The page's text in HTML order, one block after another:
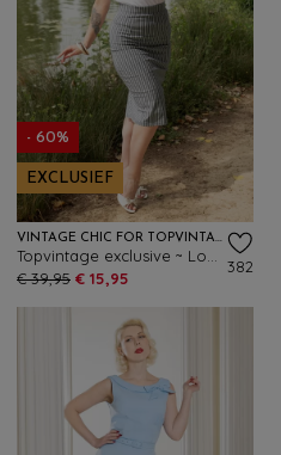
- 60%
EXCLUSIEF
VINTAGE CHIC FOR TOPVINTAGE
€ 39,95 € 15,95
382